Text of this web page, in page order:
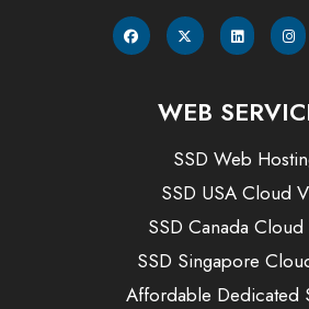
WEB
SSD Web
SSD USA Cloud
SSD Canada Cloud
SSD Singapore
Affordable Dedicated